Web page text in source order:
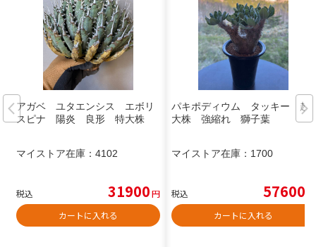
アガベ ユタエンシス エボリ
スピナ 陽炎 良形 特大株
マイストア在庫： 4102
税込 31900円
カートに入れる
パキポディウム タッキー 超
大株 強縮れ 獅子葉
マイストア在庫： 1700
税込 57600
カートに入れる